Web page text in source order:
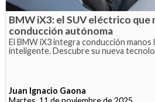
BMW iX3: el SUV eléctrico
conducción autónoma
El BMW iX3 integra conducción manos
inteligente. Descubre su nueva
Juan Ignacio Gaona